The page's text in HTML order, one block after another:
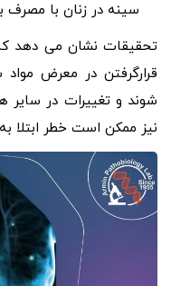
سینه در زنان با مصرف
تحقیقات نشان می دهد که
قرارگرفتن در معرض
شوند و تغییرات در
نیز ممکن است خطر ابتلا